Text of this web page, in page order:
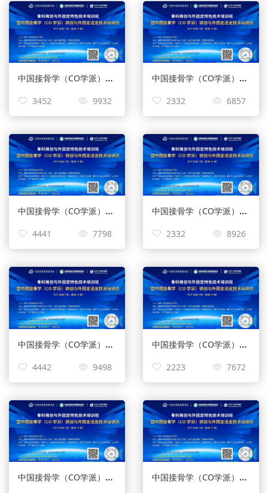
中国接骨学（CO学派）微创与外固定适宜技术培训会
3452 9932
中国接骨学（CO学派）微创与外固定适宜技术培训会
2332 6857
中国接骨学（CO学派）微创与外固定适宜技术培训会
4441 7798
中国接骨学（CO学派）微创与外固定适宜技术培训会
2332 8926
中国接骨学（CO学派）微创与外固定适宜技术培训
4442 9498
中国接骨学（CO学派）微创与外固定适宜技术培训会
2223 7672
中国接骨学（CO学派）微创与外固定适宜技术培训会 中国接骨学（CO学派）微创与外固定适宜技术培训会